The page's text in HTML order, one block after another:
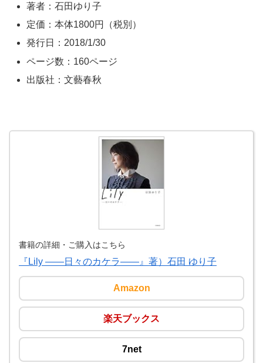
著者：石田ゆり子
定価：本体1800円（税別）
発行日：2018/1/30
ページ数：160ページ
出版社：文藝春秋
書籍の詳細・ご購入はこちら
『Lily ――日々のカケラ――』著）石田 ゆり子
Amazon
楽天ブックス
7net